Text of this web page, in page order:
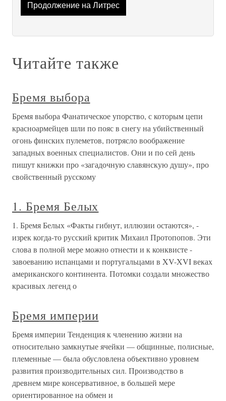
Продолжение на Литрес
Читайте также
Бремя выбора
Бремя выбора Фанатическое упорство, с которым цепи
красноармейцев шли по пояс в снегу на убийственный
огонь финских пулеметов, потрясло воображение
западных военных специалистов. Они и по сей день
пишут книжки про «загадочную славянскую душу», про
свойственный русскому
1. Бремя Белых
1. Бремя Белых «Факты гибнут, иллюзии остаются», -
изрек когда-то русский критик Михаил Протопопов. Эти
слова в полной мере можно отнести и к конквисте -
завоеванию испанцами и португальцами в XV-XVI веках
американского континента. Потомки создали множество
красивых легенд о
Бремя империи
Бремя империи Тенденция к членению жизни на
относительно замкнутые ячейки — общинные, полисные,
племенные — была обусловлена объективно уровнем
развития производительных сил. Производство в
древнем мире консервативное, в большей мере
ориентированное на обмен и